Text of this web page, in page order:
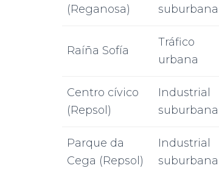
(Reganosa)
suburbana
Raíña Sofía
Tráfico
urbana
Centro cívico
(Repsol)
Industrial
suburbana
Parque da
Cega (Repsol)
Industrial
suburbana